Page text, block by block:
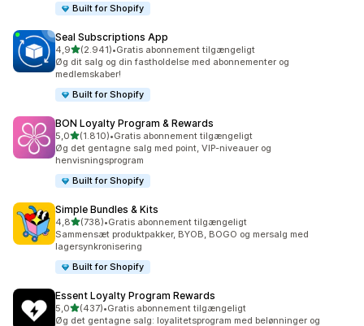
Built for Shopify
Seal Subscriptions App
4,9ud af 5 stjerner
(2.941)
2941 anmeldelser i alt
•Gratis abonnement tilgængeligt
Øg dit salg og din fastholdelse med abonnementer og
medlemskaber!
Built for Shopify
BON Loyalty Program & Rewards
5,0ud af 5 stjerner
(1.810)
1810 anmeldelser i alt
•Gratis abonnement tilgængeligt
Øg det gentagne salg med point, VIP-niveauer og
henvisningsprogram
Built for Shopify
Simple Bundles & Kits
4,8ud af 5 stjerner
(738)
738 anmeldelser i alt
•Gratis abonnement tilgængeligt
Sammensæt produktpakker, BYOB, BOGO og mersalg med
lagersynkronisering
Built for Shopify
Essent Loyalty Program Rewards
5,0ud af 5 stjerner
(437)
437 anmeldelser i alt
•Gratis abonnement tilgængeligt
Øg det gentagne salg: loyalitetsprogram med belønninger og